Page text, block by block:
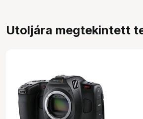
Utoljára megtekintett